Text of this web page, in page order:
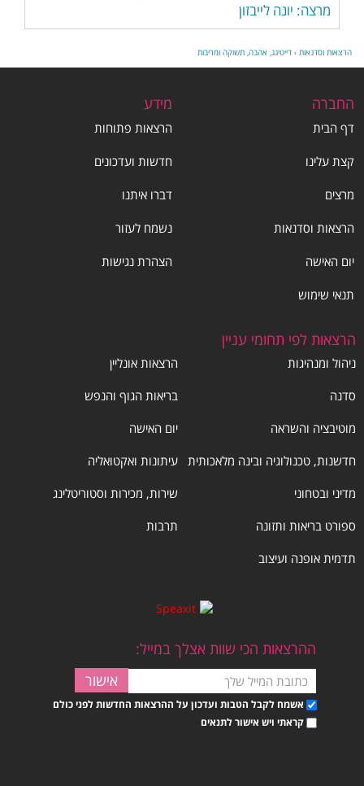
מרצה: יונה לייבזון
הרצאות וסדנאות › דייטינג, אהבה, תשוקה ומריבות
החברה
דף הבית
קצת עלינו
מרצים
הרצאות וסדנאות
יום האישה
תנאי שימוש
מידע
הרצאות פתוחות
חדשות ועדכונים
דברו איתנו
נשמח לעזור
הצהרת נגישות
הרצאות לפי תחומי עניין
ניהול ומנהיגות
הרצאות אונליין
סדנה
בריאות הגוף והנפש
מוטיבציה והשראה
יום האישה
חדשנות, טכנולוגיה ובינה מלאכותית
עיתונות ואקטואליה
מדיני ובטחוני
שירות, מכירות וסטוריטלינג
ספורט בריאות ותזונה
תרבות
תדמית אופנה ועיצוב
ההרצאות הכי שוות אצלך במייל:
אשמח לקבל הטבות ועדכון על ההרצאות החדשות לפני כולם
קראתי ויש אישור לתנאים